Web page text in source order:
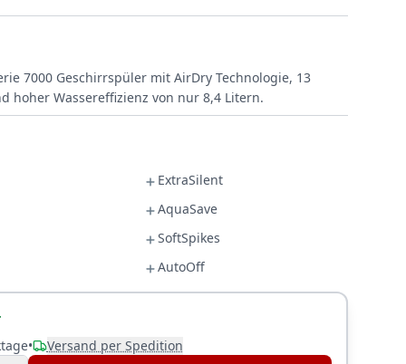
7000 Geschirrspüler mit AirDry Technologie, 13
hoher Wassereffizienz von nur 8,4 Litern.
ExtraSilent
AquaSave
SoftSpikes
AutoOff
• Versand per Spedition